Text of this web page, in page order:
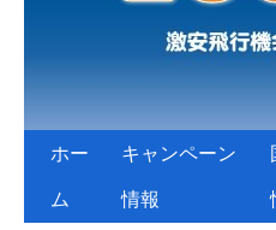
ホー
ム
キャンペーン
情報